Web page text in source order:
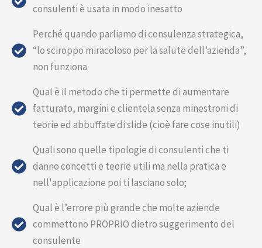
consulenti è usata in modo inesatto
Perché quando parliamo di consulenza strategica,
“lo sciroppo miracoloso per la salute dell’azienda”,
non funziona
Qual è il metodo che ti permette di aumentare
fatturato, margini e clientela senza minestroni di
teorie ed abbuffate di slide (cioè fare cose inutili)
Quali sono quelle tipologie di consulenti che ti
danno concetti e teorie utili ma nella pratica e
nell'applicazione poi ti lasciano solo;
Qual è l’errore più grande che molte aziende
commettono PROPRIO dietro suggerimento del
consulente